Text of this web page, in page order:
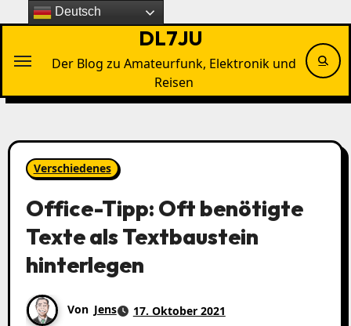
Inhalten
DL7JU
Der Blog zu Amateurfunk, Elektronik und
Reisen
Verschiedenes
Office-Tipp: Oft benötigte
Texte als Textbaustein
hinterlegen
Von Jens
17. Oktober 2021
Deutsch